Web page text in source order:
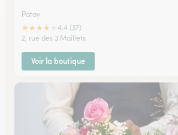
Patay
★★★★
4.4 (37)
2, rue des 3 Maillets
Voir la boutique